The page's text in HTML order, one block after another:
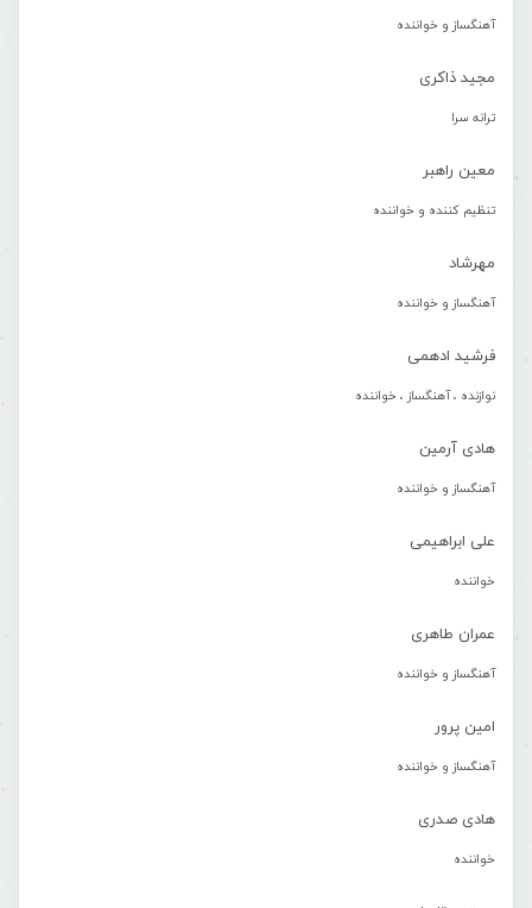
آهنگساز و خواننده
مجید ذاکری
ترانه سرا
معین راهبر
تنظیم کننده و خواننده
مهرشاد
آهنگساز و خواننده
فرشید ادهمی
نوازنده ، آهنگساز ، خواننده
هادی آرمین
آهنگساز و خواننده
علی ابراهیمی
خواننده
عمران طاهری
آهنگساز و خواننده
امین پرور
آهنگساز و خواننده
هادی صدری
خواننده